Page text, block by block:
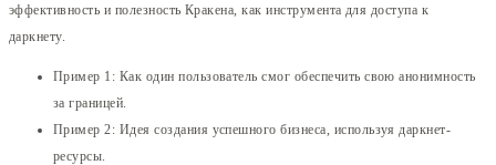
эффективность и полезность Кракена, как инструмента для доступа к
даркнету.
Пример 1: Как один пользователь смог обеспечить свою анонимность
за границей.
Пример 2: Идея создания успешного бизнеса, используя даркнет-
ресурсы.